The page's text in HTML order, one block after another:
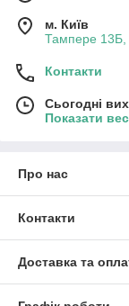
м. Київ
Тампере 13Б,
Контакти
Сьогодні
Показати
Про нас
Контакти
Доставка та